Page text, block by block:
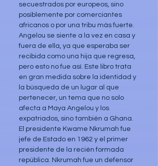
secuestrados por europeos, sino
posiblemente por comerciantes
africanos o por una tribu más fuerte.
Angelou se siente a la vez en casa y
fuera de ella, ya que esperaba ser
recibida como una hija que regresa,
pero esto no fue así. Este libro trata
en gran medida sobre la identidad y
la búsqueda de un lugar al que
pertenecer, un tema que no solo
afecta a Maya Angelou y los
expatriados, sino también a Ghana.
El presidente Kwame Nkrumah fue
jefe de Estado en 1962 y el primer
presidente de la recién formada
república. Nkrumah fue un defensor